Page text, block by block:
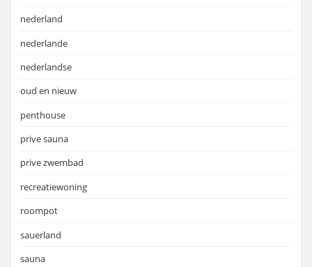
nederland
nederlande
nederlandse
oud en nieuw
penthouse
prive sauna
prive zwembad
recreatiewoning
roompot
sauerland
sauna